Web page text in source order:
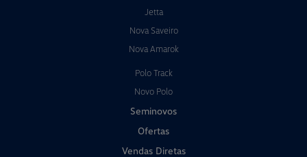
Jetta
Nova Saveiro
Nova Amarok
Polo Track
Novo Polo
Seminovos
Ofertas
Vendas Diretas